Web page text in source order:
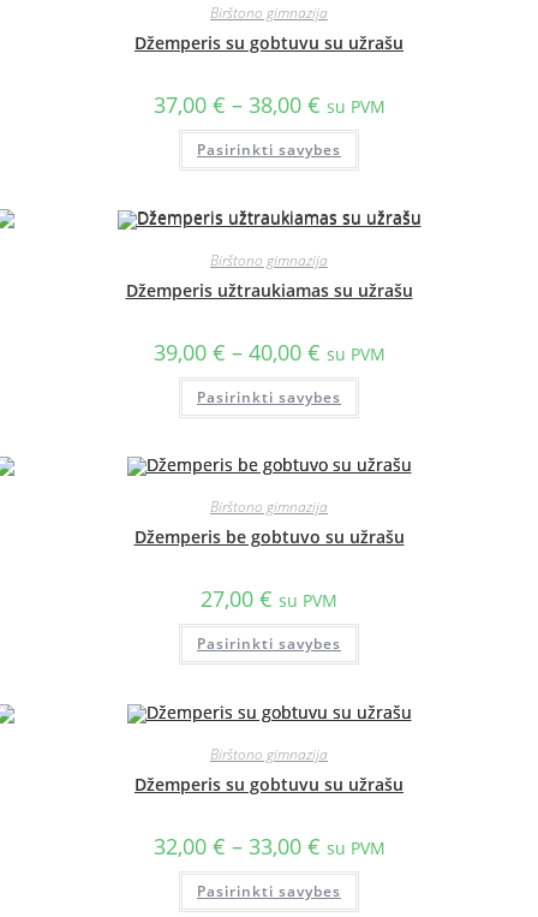
Birštono gimnazija
Džemperis su gobtuvu su užrašu
37,00 € – 38,00 € su PVM
Pasirinkti savybes
Birštono gimnazija
Džemperis užtraukiamas su užrašu
39,00 € – 40,00 € su PVM
Pasirinkti savybes
Birštono gimnazija
Džemperis be gobtuvo su užrašu
27,00 € su PVM
Pasirinkti savybes
Birštono gimnazija
Džemperis su gobtuvu su užrašu
32,00 € – 33,00 € su PVM
Pasirinkti savybes